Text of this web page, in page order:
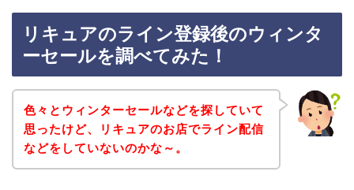
リキュアのライン登録後のウィンタ
ーセールを調べてみた！
色々とウィンターセールなどを探していて
思ったけど、リキュアのお店でライン配信
などをしていないのかな～。